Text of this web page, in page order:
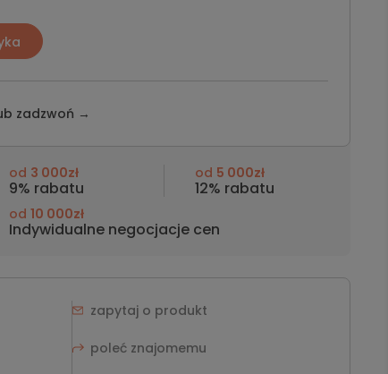
zadzwoń →
od 3 000zł
9% rabatu
od 5 000zł
12% rabatu
od10 000zł
Indywidualne negocjacje cen
zapytaj o produkt
poleć znajomemu